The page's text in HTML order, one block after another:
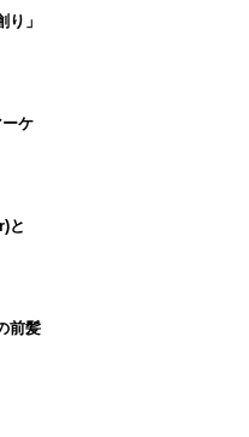
」
ケ
と
前髪